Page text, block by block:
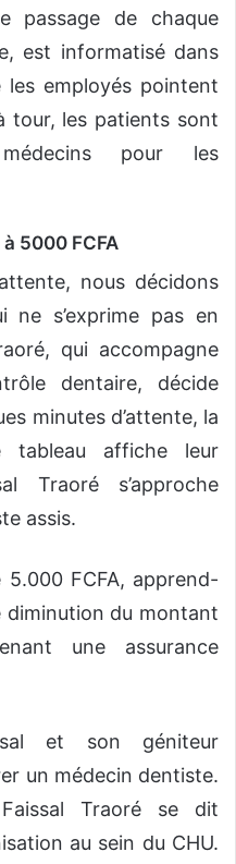
passage de chaque
est informatisé dans
employés pointent
tour, les patients sont
pour les
5000 FCFA
nous décidons
ne s’exprime pas en
qui accompagne
dentaire, décide
minutes d’attente, la
affiche leur
Traoré s’approche
assis.
FCFA, apprend-
diminution du montant
une assurance
et son géniteur
un médecin dentiste.
Traoré se dit
au sein du CHU.